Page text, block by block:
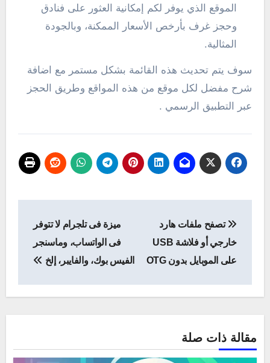
الموقع الذي يوفر لكم إمكانية العثور على فنادق
وحجز غرف بأرخص الأسعار الممكنة، وبالجودة
المثالية.
سوف يتم تحديث هذه القائمة بشكل مستمر مع اضافة
شرح مفضل لكل موقع من هذه المواقع وطريق الحجز
عبر التطبيق الرسمي .
المقالات
تصفح ملفات هارد
خارجي أو فلاشة USB
على الموبايل بدون OTG
ميزة فى تلجرام لا تتوفر
فى الواتساب، وماسنجر
الفيس بوك، والفايبر، إلخ
مقالة ذات صلة